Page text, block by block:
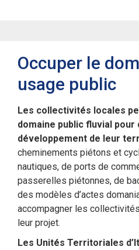
Occuper le
usage public
Les collectivités locales
domaine public fluvial
développement de leur
cheminements piétons et
nautiques, de ports de
passerelles piétonnes, de
des modèles d’actes
accompagner les
leur projet.
Les Unités Territoriales